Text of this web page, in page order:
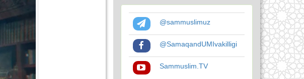
@sammuslimuz
@SamaqandUMIvakilligi
Sammuslim.TV